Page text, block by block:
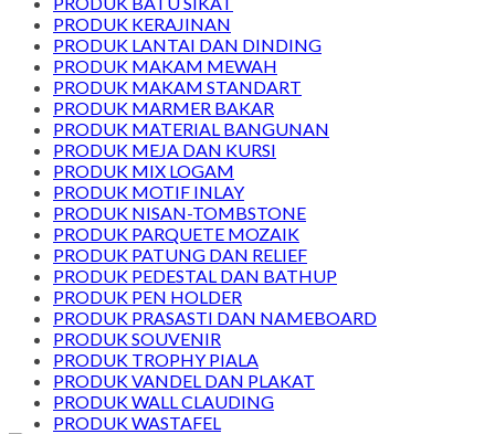
PRODUK KERAJINAN
PRODUK LANTAI DAN DINDING
PRODUK MAKAM MEWAH
PRODUK MAKAM STANDART
PRODUK MARMER BAKAR
PRODUK MATERIAL BANGUNAN
PRODUK MEJA DAN KURSI
PRODUK MIX LOGAM
PRODUK MOTIF INLAY
PRODUK NISAN-TOMBSTONE
PRODUK PARQUETE MOZAIK
PRODUK PATUNG DAN RELIEF
PRODUK PEDESTAL DAN BATHUP
PRODUK PEN HOLDER
PRODUK PRASASTI DAN NAMEBOARD
PRODUK SOUVENIR
PRODUK TROPHY PIALA
PRODUK VANDEL DAN PLAKAT
PRODUK WALL CLAUDING
PRODUK WASTAFEL